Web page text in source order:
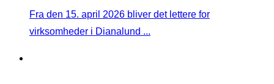
Fra den 15. april 2026 bliver det lettere for
virksomheder i Dianalund ...